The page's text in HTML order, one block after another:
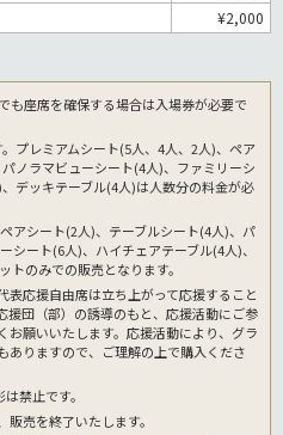
¥2,000
も座席を確保する場合は入場券が必要で
プレミアムシート(5人、4人、2人)、ペア
ノラマビューシート(4人)、ファミリーシ
デッキテーブル(4人)は人数分の料金が必
アシート(2人)、テーブルシート(4人)、パ
シート(6人)、ハイチェアテーブル(4人)、
トのみでの販売となります。
表応援自由席は立ち上がって応援すること
援団（部）の誘導のもと、応援活動にご参
お願いいたします。応援活動により、グラ
ありますので、ご理解の上で購入くださ
禁止です。
売を終了いたします。